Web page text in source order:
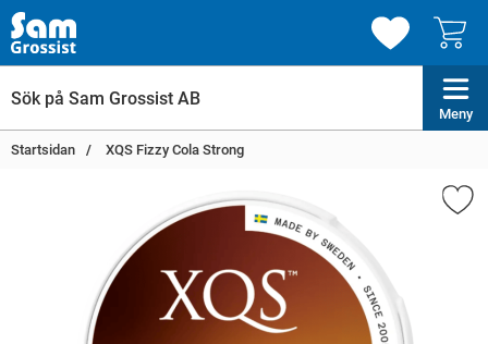
Meny
Startsidan XQS Fizzy Cola Strong